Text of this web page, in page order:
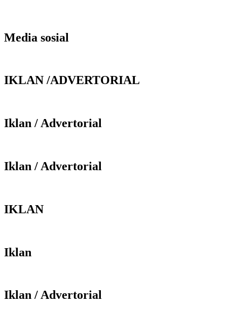
Media sosial
IKLAN /ADVERTORIAL
Iklan / Advertorial
Iklan / Advertorial
IKLAN
Iklan
Iklan / Advertorial